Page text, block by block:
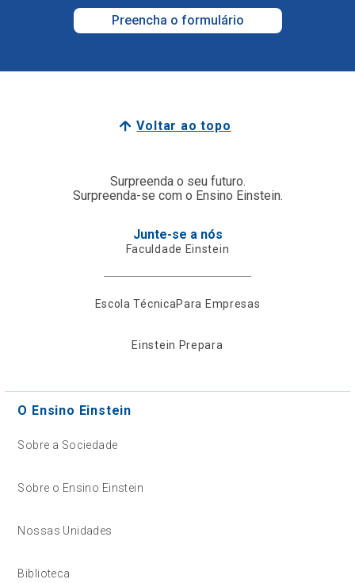
Preencha o formulário
Voltar ao topo
Surpreenda o seu futuro.
Surpreenda-se com o Ensino Einstein.
Junte-se a nós
Faculdade Einstein
Escola TécnicaPara Empresas
Einstein Prepara
O Ensino Einstein
Sobre a Sociedade
Sobre o Ensino Einstein
Nossas Unidades
Biblioteca